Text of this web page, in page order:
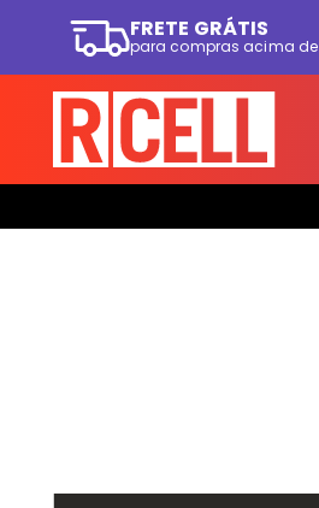
FRETE GRÁTIS
para compras acima de
TERMOS MAIS BUSCADOS
smartphone
ps5
ps4